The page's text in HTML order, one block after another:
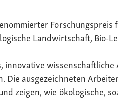
Landwirtschaft, Bio-
innovative
Die ausgezeichneten
zeigen, wie ökologische,